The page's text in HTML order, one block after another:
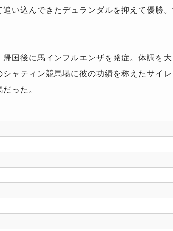
い込んできたデュランダルを抑えて優勝
国後に馬インフルエンザを発症。体調を
ャティン競馬場に彼の功績を称えたサイ
った。